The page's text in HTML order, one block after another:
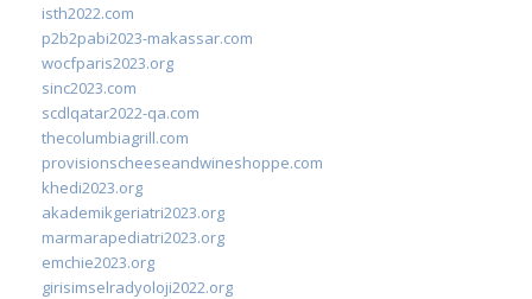
isth2022.com
p2b2pabi2023-makassar.com
wocfparis2023.org
sinc2023.com
scdlqatar2022-qa.com
thecolumbiagrill.com
provisionscheeseandwineshoppe.com
khedi2023.org
akademikgeriatri2023.org
marmarapediatri2023.org
emchie2023.org
girisimselradyoloji2022.org